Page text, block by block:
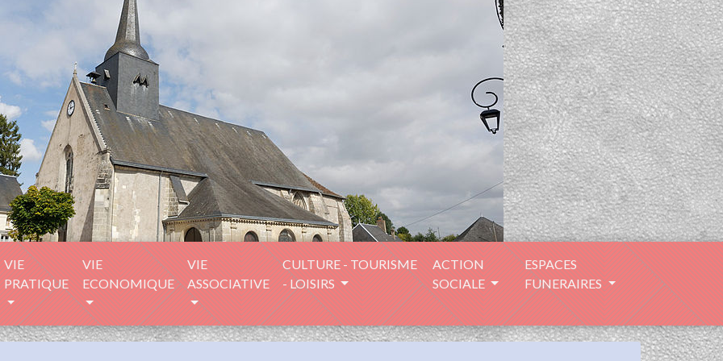
VIE
PRATIQUE
VIE
ECONOMIQUE
VIE
ASSOCIATIVE
CULTURE - TOURISME
- LOISIRS
ACTION
SOCIALE
ESPACES
FUNERAIRES